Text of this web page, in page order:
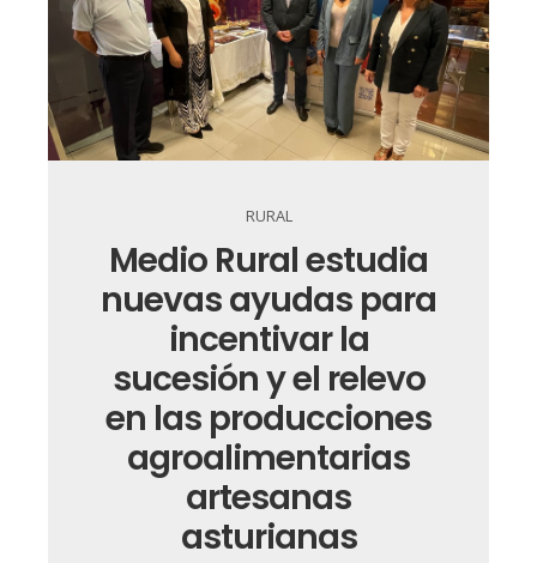
RURAL
Medio Rural estudia
nuevas ayudas para
incentivar la
sucesión y el relevo
en las producciones
agroalimentarias
artesanas
asturianas